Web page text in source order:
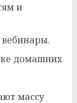
и
домашних
массу